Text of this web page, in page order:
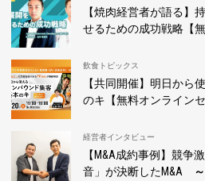
【焼肉経営者が語る】
せるための成功戦略【
飲食トピックス
【共同開催】明日から
のキ【無料オンラインセ
経営者インタビュー
【M&A成約事例】競争
音」が決断したM&A